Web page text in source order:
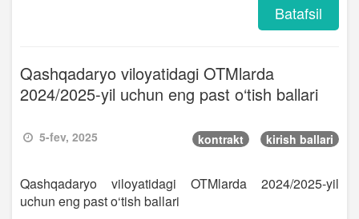
Batafsil
Qashqadaryo viloyatidagi OTMlarda
2024/2025-yil uchun eng past o‘tish ballari
5-fev, 2025 kontrakt kirish ballari
Qashqadaryo viloyatidagi OTMlarda 2024/2025-yil
uchun eng past o‘tish ballari